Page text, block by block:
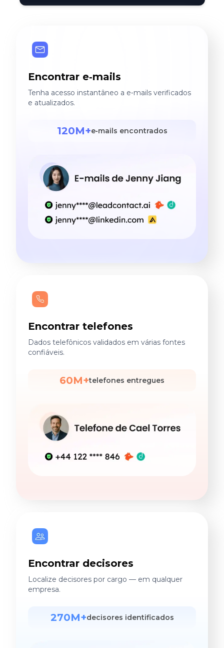
Encontrar e‑mails
Tenha acesso instantâneo a e‑mails verificados
e atualizados.
120M+e‑mails encontrados
Encontrar telefones
Dados telefônicos validados em várias fontes
confiáveis.
60M+telefones entregues
Encontrar decisores
Localize decisores por cargo — em qualquer
empresa.
270M+decisores identificados